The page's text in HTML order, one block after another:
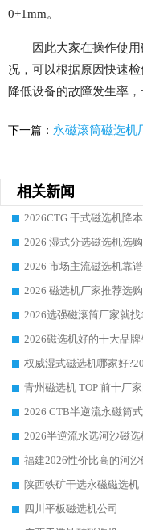
0+1mm。
因此大家在操作使
况，可以根据原因快速
降低设备的故障发生率
下一篇： 永磁滚筒磁选机
相关新闻
陕西铁矿干选永磁磁选机
四川平板磁选机公司